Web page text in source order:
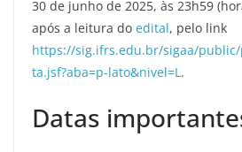
30 de junho de 2025, às 23h59
após a leitura do edital, pelo link
https://sig.ifrs.edu.br/sigaa/public/
ta.jsf?aba=p-lato&nivel=L.
Datas